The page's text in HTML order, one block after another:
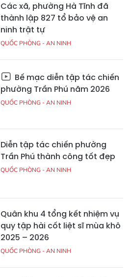
Các xã, phường Hà Tĩnh đã
thành lập 827 tổ bảo vệ an
ninh trật tự
QUỐC PHÒNG - AN NINH
Bế mạc diễn tập tác chiến
phường Trần Phú năm 2026
QUỐC PHÒNG - AN NINH
Diễn tập tác chiến phường
Trần Phú thành công tốt đẹp
QUỐC PHÒNG - AN NINH
Quân khu 4 tổng kết nhiệm vụ
quy tập hài cốt liệt sĩ mùa khô
2025 – 2026
QUỐC PHÒNG - AN NINH